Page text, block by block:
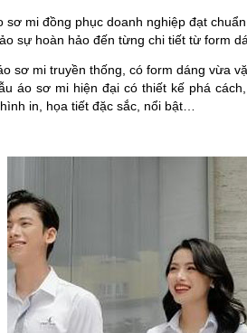
sơ mi đồng phục doanh nghiệp đạt
sự hoàn hảo đến từng chi tiết từ form
sơ mi truyền thống, có form dáng vừa
áo sơ mi hiện đại có thiết kế phá
in, họa tiết đặc sắc, nổi bật…